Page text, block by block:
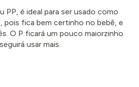
PP, é ideal para ser usado como
pois fica bem certinho no bebê, e
O P ficará um pouco maiorzinho
usar mais.